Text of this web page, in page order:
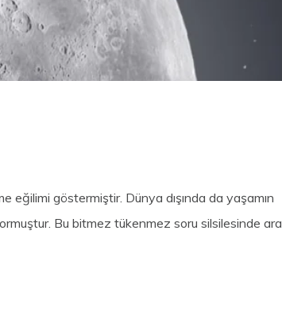
eğilimi göstermiştir. Dünya dışında da yaşamın
Bu bitmez tükenmez soru silsilesinde ara